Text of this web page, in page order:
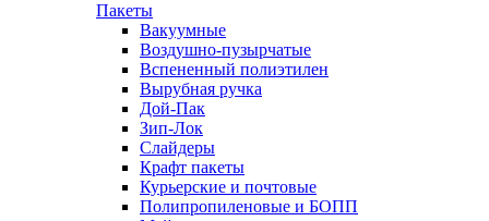
Пакеты
Вакуумные
Воздушно-пузырчатые
Вспененный полиэтилен
Вырубная ручка
Дой-Пак
Зип-Лок
Слайдеры
Крафт пакеты
Курьерские и почтовые
Полипропиленовые и БОПП